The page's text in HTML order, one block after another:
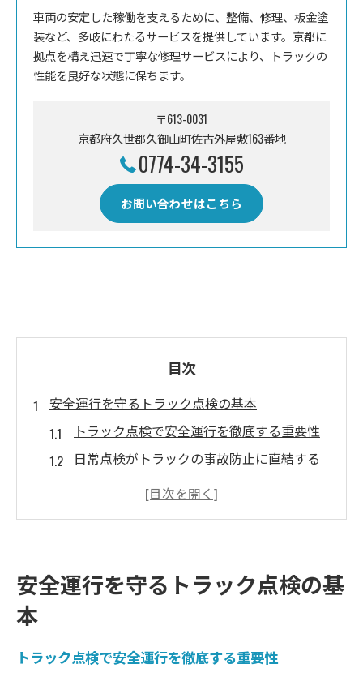
車両の安定した稼働を支えるために、整備、修理、板金塗
装など、多岐にわたるサービスを提供しています。京都に
拠点を構え迅速で丁寧な修理サービスにより、トラックの
性能を良好な状態に保ちます。
〒613-0031
京都府久世郡久御山町佐古外屋敷163番地
0774-34-3155
お問い合わせはこちら
目次
安全運行を守るトラック点検の基本
トラック点検で安全運行を徹底する重要性
日常点検がトラックの事故防止に直結する
理
トラック日常点検は毎日なぜ必要か考える
安全運行を守るトラック点検の基
本
トラック点検で安全運行を徹底する重要性